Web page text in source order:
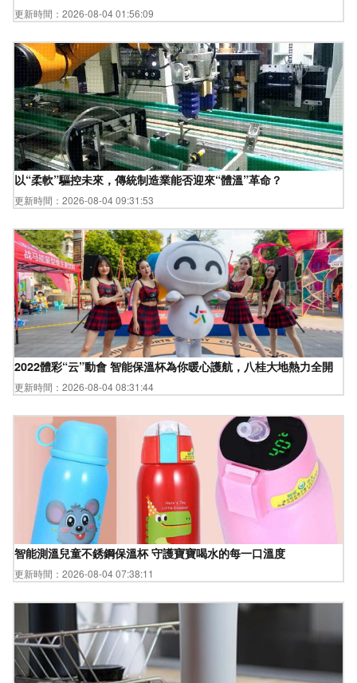
更新時間：2026-08-04 01:56:09
以“柔軟”驅控未來，傳統制造業能否迎來“體溫”革命？
更新時間：2026-08-04 09:31:53
2022體彩“云”動會 智能保溫杯為你暖心護航，八桂大地熱力全開
更新時間：2026-08-04 08:31:44
智能測溫兒童不銹鋼保溫杯 守護寶寶喝水的每一口溫度
更新時間：2026-08-04 07:38:11